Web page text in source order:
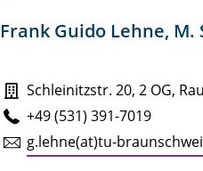
Frank Guido Lehne, M.
Schleinitzstr. 20, 2 OG,
+49 (531) 391-7019
g.​lehne(at)tu-